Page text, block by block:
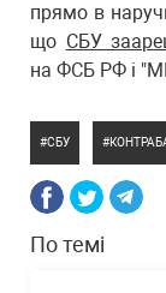
прямо в
що СБУ
на ФСБ РФ і
СБУ
По темі